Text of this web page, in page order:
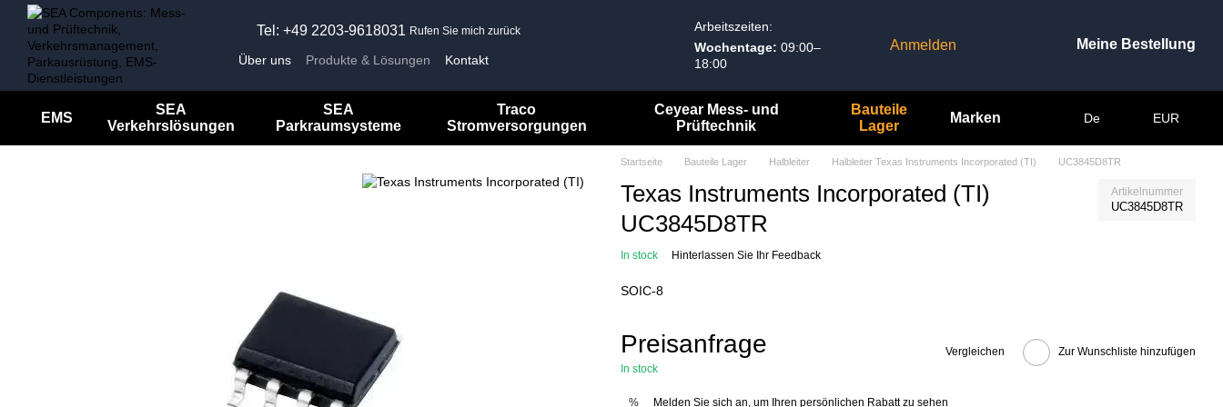
Перейти к основному контенту
Tel: +49 2203-9618031 Rufen Sie mich zurück
Über uns Produkte & Lösungen
Kontakt
Arbeitszeiten:
Wochentage: 09:00–
18:00
Anmelden Meine Bestellung
EMS
SEA
Verkehrslösungen
SEA
Parkraumsysteme
Traco
Stromversorgungen
Ceyear Mess- und
Prüftechnik
Bauteile
Lager
Marken De EUR
Startseite Bauteile Lager Halbleiter Halbleiter Texas Instruments Incorporated (TI) UC3845D8TR
Texas Instruments Incorporated (TI)
UC3845D8TR
Artikelnummer
UC3845D8TR
In stock Hinterlassen Sie Ihr Feedback
SOIC-8
Preisanfrage
In stock
Vergleichen Zur Wunschliste hinzufügen
% Melden Sie sich an, um Ihren persönlichen Rabatt zu sehen